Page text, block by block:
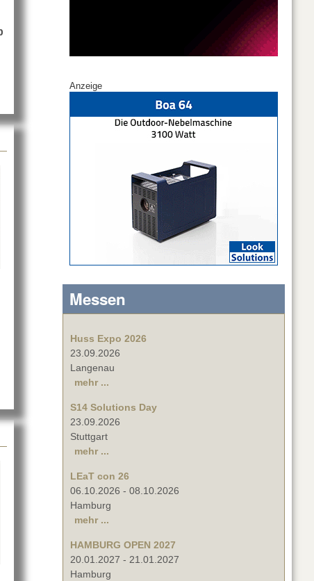
Anzeige
Messen
Huss Expo 2026
23.09.2026
Langenau
mehr ...
S14 Solutions Day
23.09.2026
Stuttgart
mehr ...
LEaT con 26
06.10.2026 - 08.10.2026
Hamburg
mehr ...
HAMBURG OPEN 2027
20.01.2027 - 21.01.2027
Hamburg